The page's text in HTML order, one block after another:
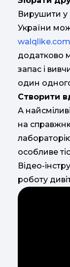
Вирушити у
України
walqlike.com
додатково
запас і
один
Створити
А
на
особливе
Відео-
роботу